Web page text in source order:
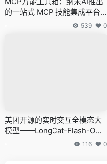
的一站式 MCP 技能集成平台
——您的高效解决方案 539 0
美团开源的实时交互全模态大
模型——LongCat-Flash-Omn
116 0